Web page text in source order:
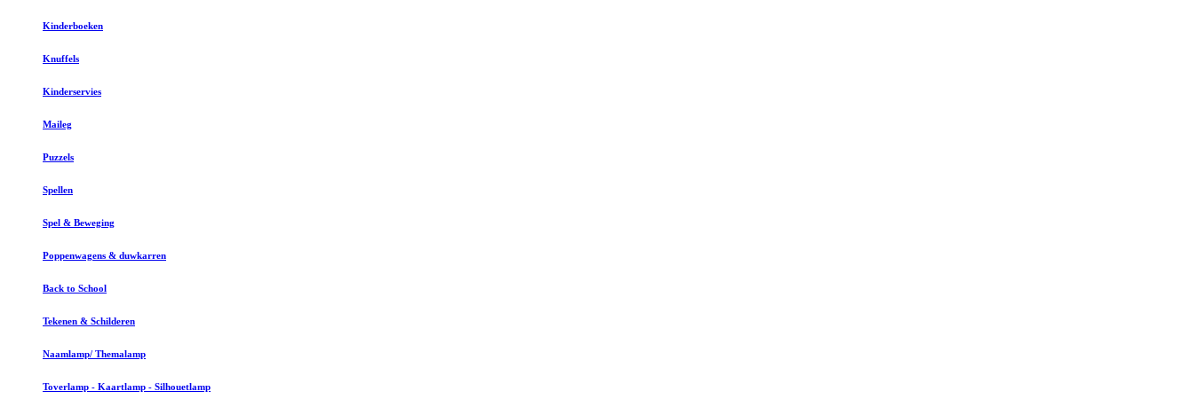
Kinderboeken
Knuffels
Kinderservies
Maileg
Puzzels
Spellen
Spel & Beweging
Poppenwagens & duwkarren
Back to School
Tekenen & Schilderen
Naamlamp/ Themalamp
Toverlamp - Kaartlamp - Silhouetlamp